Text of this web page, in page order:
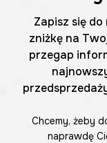
Zapisz się
zniżkę na
przegap
Chcemy, żeby
naprawdę